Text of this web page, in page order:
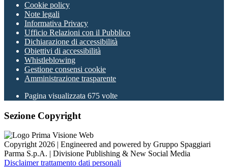
Cookie policy
Note legali
Informativa Privacy
Ufficio Relazioni con il Pubblico
Dichiarazione di accessibilità
Obiettivi di accessibilità
Whistleblowing
Gestione consensi cookie
Amministrazione trasparente
Pagina visualizzata 675 volte
Sezione Copyright
Copyright 2026 | Engineered and powered by Gruppo Spaggiari
Parma S.p.A. | Divisione Publishing & New Social Media
Disclaimer trattamento dati personali